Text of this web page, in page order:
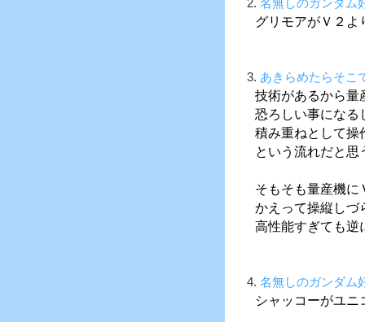
2. 名無しのガンダム
グリモアがＶ２よ
3. あきらめたらそこ
技術があるから量
恐ろしい事になる
積み重ねとして操
という流れだと思
そもそも量産機に
かえって操縦しづ
高性能すぎても逆
4. 名無しのガンダム
シャッコーがユ